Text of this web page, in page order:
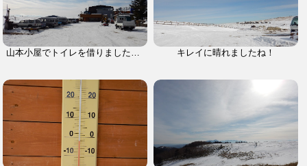
キレイに晴れましたね！